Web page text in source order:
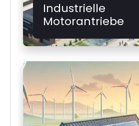
Industrielle
Motorantriebe